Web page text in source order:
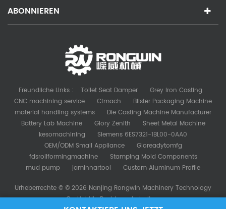
ABONNIEREN
Freundliche Links : Toilet Seat Damper
Grey Iron Casting
CNC machining service
Ctmach
Blister Packaging Machine
material handling systems
Die Casting Machine Manufacturer
Battery Lab Machine
Glory Zenith
Sheet Metal Machine
kesomachining
Siemens 6ES7321-1BL00-0AA0
OEM/ODM Small Appliance
Gloreadytomfg
fdsrollformingmachine
Stamping Mold Components
mud pump
jaminnartool Custom Aluminum Profile
Urheberrechte © © 2026 Nanjing Rongwin Machinery Technology
Co.,Ltd.Alle Rechte vorbehalten.